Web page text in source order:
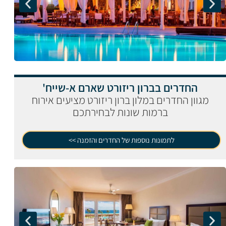
החדרים בברון ריזורט שארם א-שייח'
מגוון החדרים במלון ברון ריזורט מציעים אירוח
ברמות שונות לבחירתכם
לתמונות נוספות של החדרים והזמנה >>